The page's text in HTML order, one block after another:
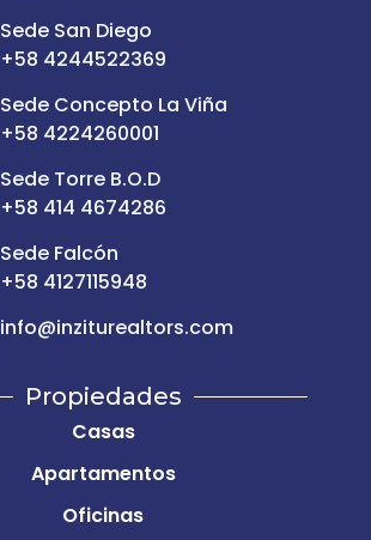
Sede San Diego
+58 4244522369
Sede Concepto La Viña
+58 4224260001
Sede Torre B.O.D
+58 414 4674286
Sede Falcón
+58 4127115948
info@inziturealtors.com
Propiedades
Casas
Apartamentos
Oficinas